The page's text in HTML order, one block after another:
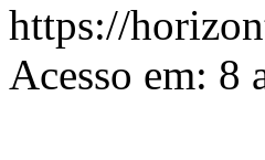
https://
Acesso em: 8